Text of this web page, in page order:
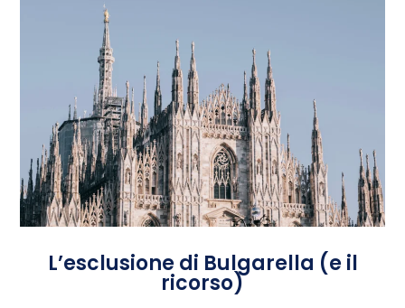
L’esclusione di Bulgarella (e il
ricorso)